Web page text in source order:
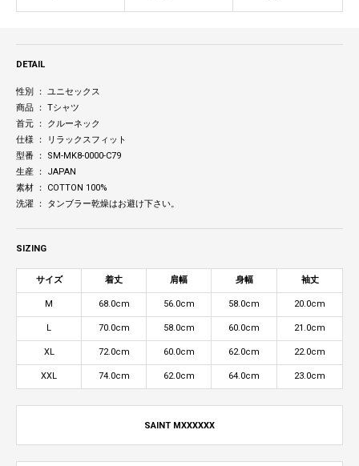
DETAIL
性別 ： ユニセックス
商品 ： Tシャツ
首元 ： クルーネック
仕様 ： リラックスフィット
型番 ： SM-MK8-0000-C79
生産 ： JAPAN
素材 ： COTTON 100%
洗濯 ： タンブラー乾燥はお避け下さい。
SIZING
サイズ 着丈 肩幅 身幅 袖丈
M 68.0cm 56.0cm 58.0cm 20.0cm
L 70.0cm 58.0cm 60.0cm 21.0cm
XL 72.0cm 60.0cm 62.0cm 22.0cm
XXL 74.0cm 62.0cm 64.0cm 23.0cm
SAINT MXXXXXX